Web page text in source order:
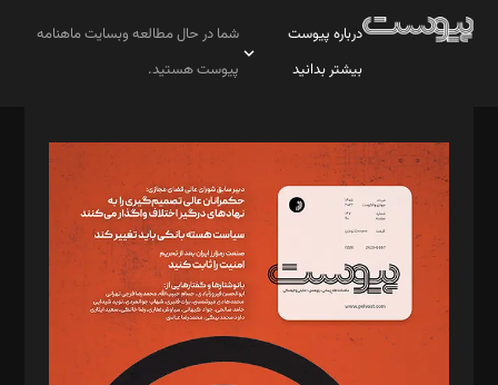
درباره پیوست
بیشتر بدانید
شما در حال مطالعه وبسایت ماهنامه
پیوست هستید.
مدیر مسئول: محمدباقر اثنی‌عشری
سردبیر: مهرک محمودی
دبیر تحریریه: میثم قاسمی
د‌بیر ناداستان: سمانه سمیع
د‌بیر خدمت و تجارت: ابوالفضل رجبی
د‌بیر حقوق فناوری: حسام‌الدین ایپکچی
د‌بیر پیوست جهان: مینا پاکدل
د‌بیر تحریریه آنلاین: بابک نقاش